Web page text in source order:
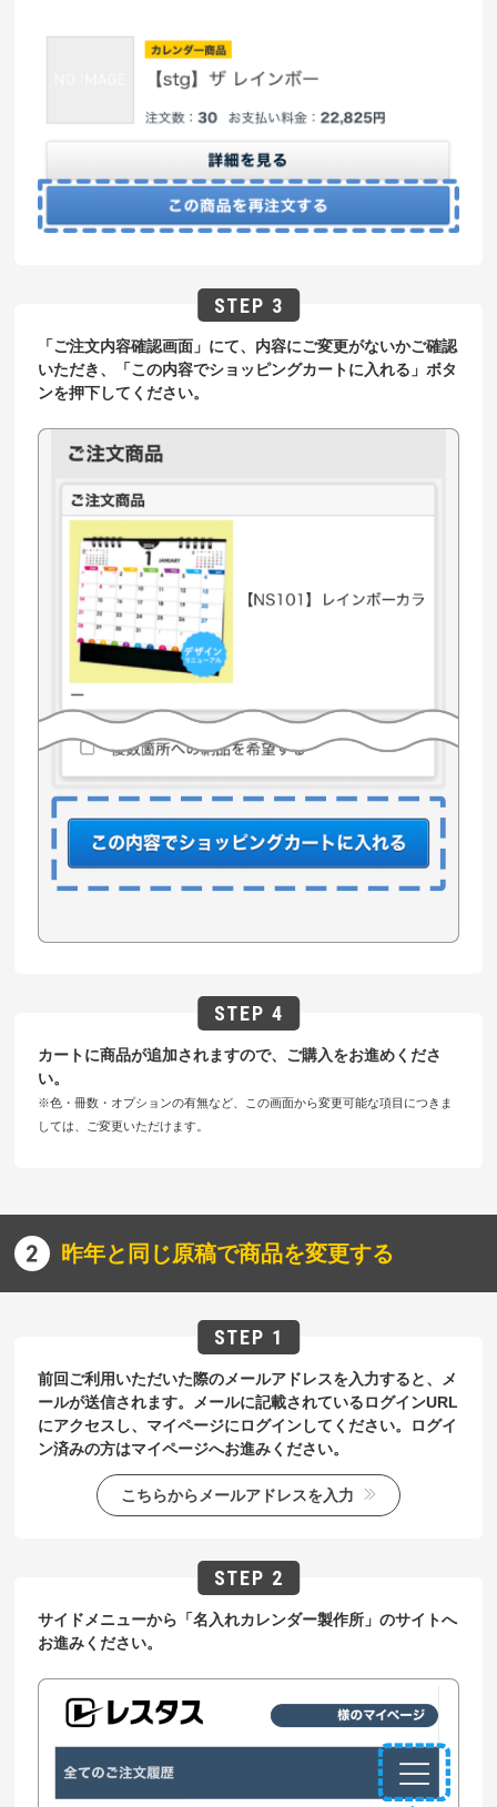
「ご注文内容確認画面」にて、内容にご変更がないかご確認
いただき、「この内容でショッピングカートに入れる」ボタ
ンを押下してください。
カートに商品が追加されますので、ご購入をお進めくださ
い。
※色・冊数・オプションの有無など、この画面から変更可能な項目につきま
しては、ご変更いただけます。
昨年と同じ原稿で商品を変更する
前回ご利用いただいた際のメールアドレスを入力すると、メ
ールが送信されます。メールに記載されているログインURL
にアクセスし、マイページにログインしてください。ログイ
ン済みの方はマイページへお進みください。
こちらからメールアドレスを入力
サイドメニューから「名入れカレンダー製作所」のサイトへ
お進みください。